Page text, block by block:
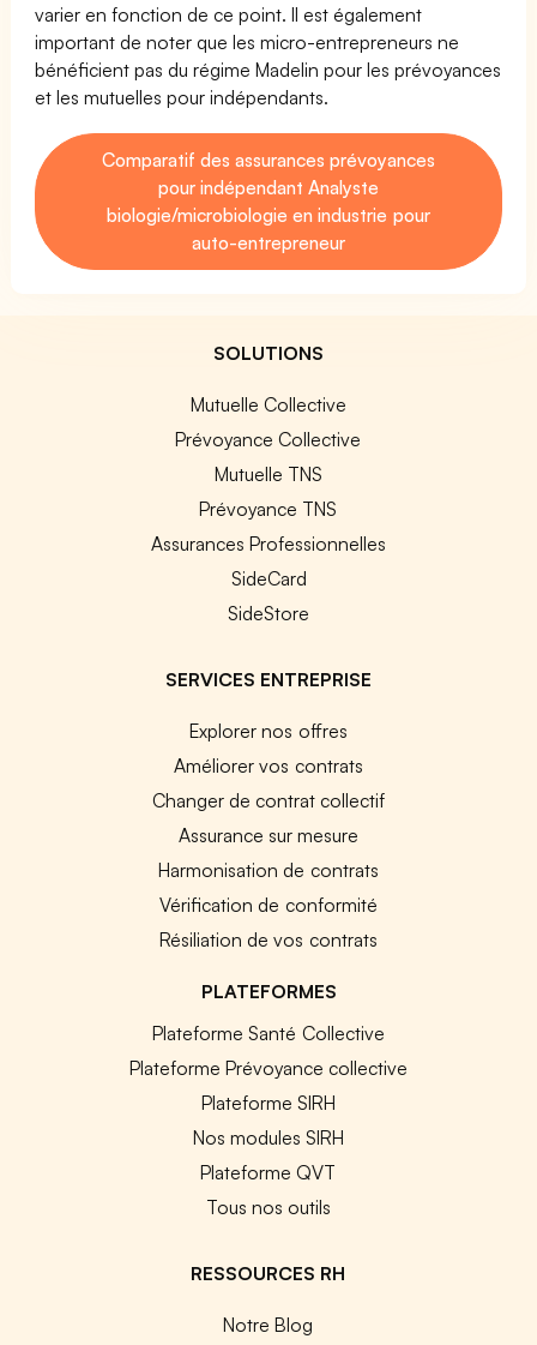
varier en fonction de ce point. Il est également
important de noter que les micro-entrepreneurs ne
bénéficient pas du régime Madelin pour les prévoyances
et les mutuelles pour indépendants.
Comparatif des assurances prévoyances
pour indépendant Analyste
biologie/microbiologie en industrie pour
auto-entrepreneur
SOLUTIONS
Mutuelle Collective
Prévoyance Collective
Mutuelle TNS
Prévoyance TNS
Assurances Professionnelles
SideCard
SideStore
SERVICES ENTREPRISE
Explorer nos offres
Améliorer vos contrats
Changer de contrat collectif
Assurance sur mesure
Harmonisation de contrats
Vérification de conformité
Résiliation de vos contrats
PLATEFORMES
Plateforme Santé Collective
Plateforme Prévoyance collective
Plateforme SIRH
Nos modules SIRH
Plateforme QVT
Tous nos outils
RESSOURCES RH
Notre Blog